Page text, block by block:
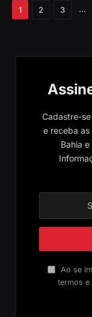
1 2 3 …
Cadastre-
e receba
Bahia
Ao se
termos